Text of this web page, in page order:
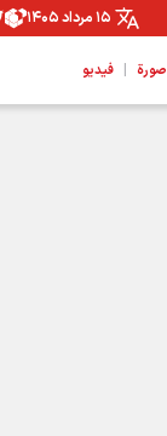
۱۵ مرداد ۱۴۰۵
صورة | فيديو